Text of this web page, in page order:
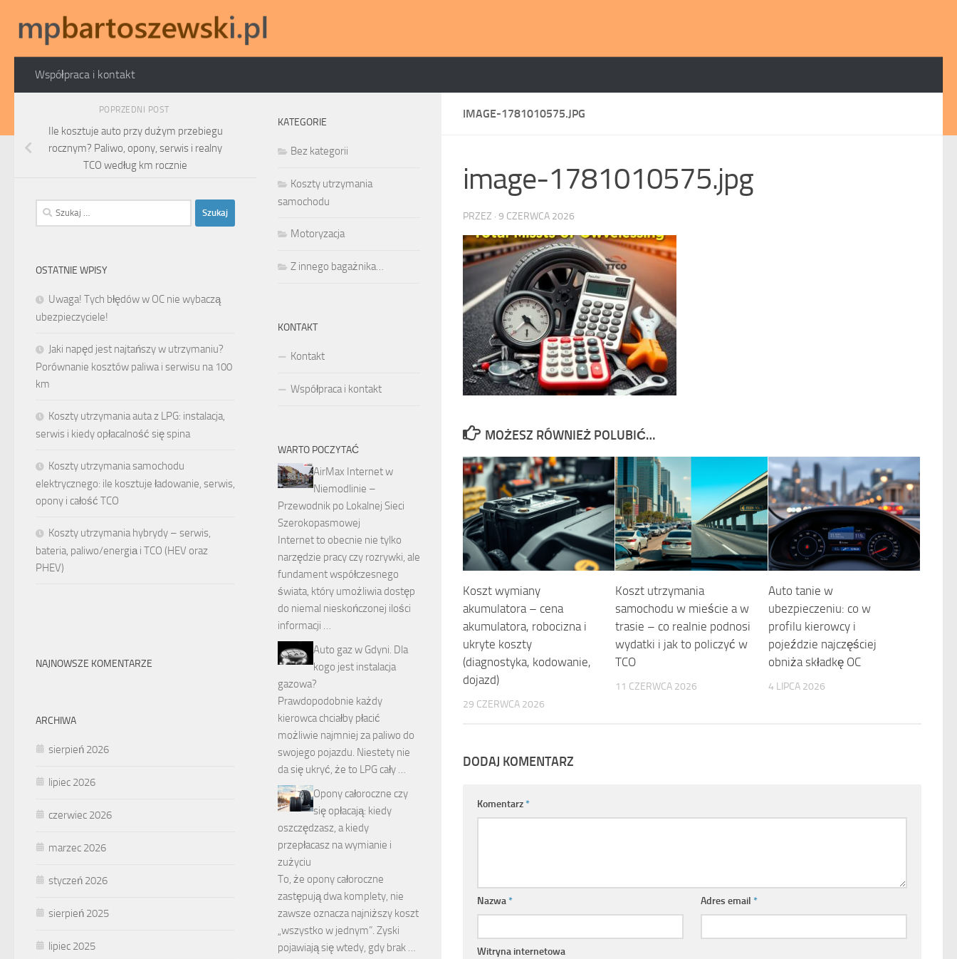
Skip to content
Współpraca i kontakt
IMAGE-1781010575.JPG
image-1781010575.jpg
PRZEZ · 9 CZERWCA 2026
MOŻESZ RÓWNIEŻ POLUBIĆ…
Koszt wymiany
akumulatora – cena
akumulatora, robocizna i
ukryte koszty
(diagnostyka, kodowanie,
dojazd)
29 CZERWCA 2026
Koszt utrzymania
samochodu w mieście a w
trasie – co realnie podnosi
wydatki i jak to policzyć w
TCO
11 CZERWCA 2026
Auto tanie w
ubezpieczeniu: co w
profilu kierowcy i
pojeździe najczęściej
obniża składkę OC
4 LIPCA 2026
DODAJ KOMENTARZ
Komentarz*
Nazwa* Adres email*
Witryna internetowa
POPRZEDNI POST
Ile kosztuje auto przy dużym przebiegu
rocznym? Paliwo, opony, serwis i realny
TCO według km rocznie
Szukaj:
OSTATNIE WPISY
Uwaga! Tych błędów w OC nie wybaczą
ubezpieczyciele!
Jaki napęd jest najtańszy w utrzymaniu?
Porównanie kosztów paliwa i serwisu na 100
km
Koszty utrzymania auta z LPG: instalacja,
serwis i kiedy opłacalność się spina
Koszty utrzymania samochodu
elektrycznego: ile kosztuje ładowanie, serwis,
opony i całość TCO
Koszty utrzymania hybrydy – serwis,
bateria, paliwo/energiа i TCO (HEV oraz
PHEV)
NAJNOWSZE KOMENTARZE
ARCHIWA
sierpień 2026
lipiec 2026
czerwiec 2026
marzec 2026
styczeń 2026
sierpień 2025
lipiec 2025
KATEGORIE
Bez kategorii
Koszty utrzymania
samochodu
Motoryzacja
Z innego bagażnika…
KONTAKT
Kontakt
Współpraca i kontakt
WARTO POCZYTAĆ
AirMax Internet w
Niemodlinie –
Przewodnik po Lokalnej Sieci
Szerokopasmowej
Internet to obecnie nie tylko
narzędzie pracy czy rozrywki, ale
fundament współczesnego
świata, który umożliwia dostęp
do niemal nieskończonej ilości
informacji …
Auto gaz w Gdyni. Dla
kogo jest instalacja
gazowa?
Prawdopodobnie każdy
kierowca chciałby płacić
możliwie najmniej za paliwo do
swojego pojazdu. Niestety nie
da się ukryć, że to LPG cały …
Opony całoroczne czy
się opłacają: kiedy
oszczędzasz, a kiedy
przepłacasz na wymianie i
zużyciu
To, że opony całoroczne
zastępują dwa komplety, nie
zawsze oznacza najniższy koszt
„wszystko w jednym”. Zyski
pojawiają się wtedy, gdy brak …